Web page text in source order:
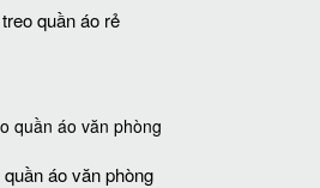
quần áo rẻ
áo văn phòng